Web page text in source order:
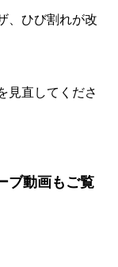
、ひび割れが改
見直してくださ
ブ動画もご覧